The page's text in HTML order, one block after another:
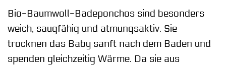
Bio-Baumwoll-Badeponchos sind besonders
weich, saugfähig und atmungsaktiv. Sie
trocknen das Baby sanft nach dem Baden und
spenden gleichzeitig Wärme. Da sie aus